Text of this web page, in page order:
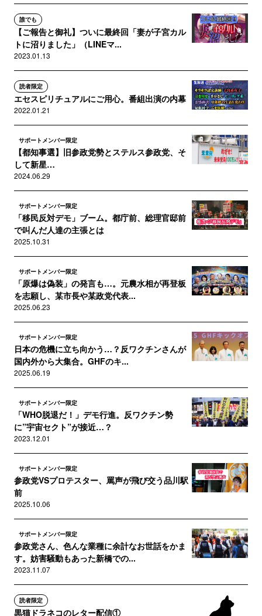
誰でも
【ご報告と御礼】ついに最終回「妻が子宮カル
トに沼りました」（LINEマ...
2023.01.13
読者限定
エセスピリチュアルにご用心。番組出演の内幕
2022.01.21
サポートメンバー限定
【都知事選】旧参政党勢とステルス参政党、そ
して新星…
2024.06.29
サポートメンバー限定
「移民反対デモ」ブーム。都庁前、総理官邸前
で叫んだ人達の主張とは
2025.10.31
サポートメンバー限定
「原爆は偽装」の発言も…。元農水相が再登板
を志願し、某市長や某政党代表...
2025.06.23
サポートメンバー限定
日本の危機に立ち向かう…？反ワクチンさんが
国内外から大集合。GHFのキ...
2025.06.19
サポートメンバー限定
「WHO脱退だ！」デモ行進。反ワクチン勢
に”宇宙セクト”が接近…？
2023.12.01
サポートメンバー限定
参政党VSプロテスター、罵声が飛び交う品川駅
前
2025.10.06
サポートメンバー限定
参政党さん、色んな業種に余計なお世話をかま
す。妨害騒動もあった新橋での...
2023.11.07
読者限定
黒猫ドラネコのレター配信①